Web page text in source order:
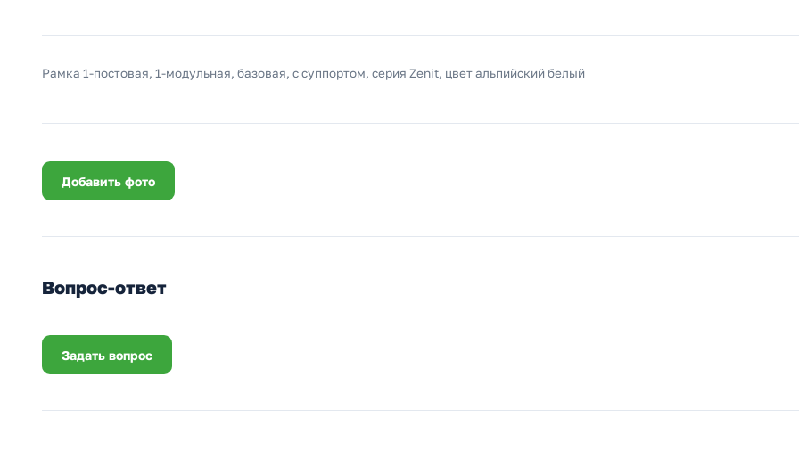
Рамка 1-постовая, 1-модульная, базовая, с суппортом, серия Zenit, цвет альпийский белый
Добавить фото
Вопрос-ответ
Задать вопрос